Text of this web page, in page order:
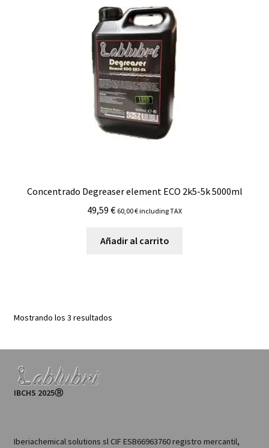
Concentrado Degreaser element ECO 2k5-5k 5000ml
49,59 € 60,00€including TAX
Añadir al carrito
Mostrando los 3 resultados
IBCHS 2025Ⓡ
Iberiachemical solutions sl CIF ESB66963760 registro mercantil,